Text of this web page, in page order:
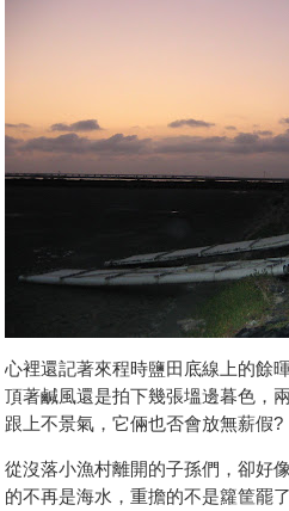
心裡還記著來程時鹽田底線上的餘
頂著鹹風還是拍下幾張塭邊暮色，
跟上不景氣，它倆也否會放無薪假?
從沒落小漁村離開的子孫們，卻好
的不再是海水，重擔的不是籮筐罷了